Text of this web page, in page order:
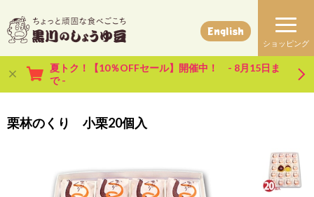
夏トク！【10％OFFセール】開催中！ - 8月15日ま
で -
English
栗林のくり 小栗20個入